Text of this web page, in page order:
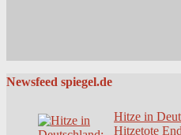
Newsfeed spiegel.de
Hitze in
Hitzetote